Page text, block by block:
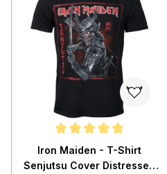
Durchschnittliche Bewertung
Iron Maiden - T-Shirt
Senjutsu Cover Distressed